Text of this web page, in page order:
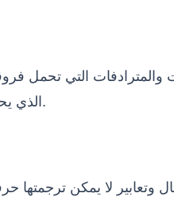
والمترادفات التي
الذي يحمل نفس الشحنة العاطفية والثقافية في اللغة الإنجليزية يمثل تحدياً كبيراً يتطلب بحثاً معمقاً واطلاعاً واسعاً من قِبل المترجم.
وتعابير لا يمكن ترجمتها